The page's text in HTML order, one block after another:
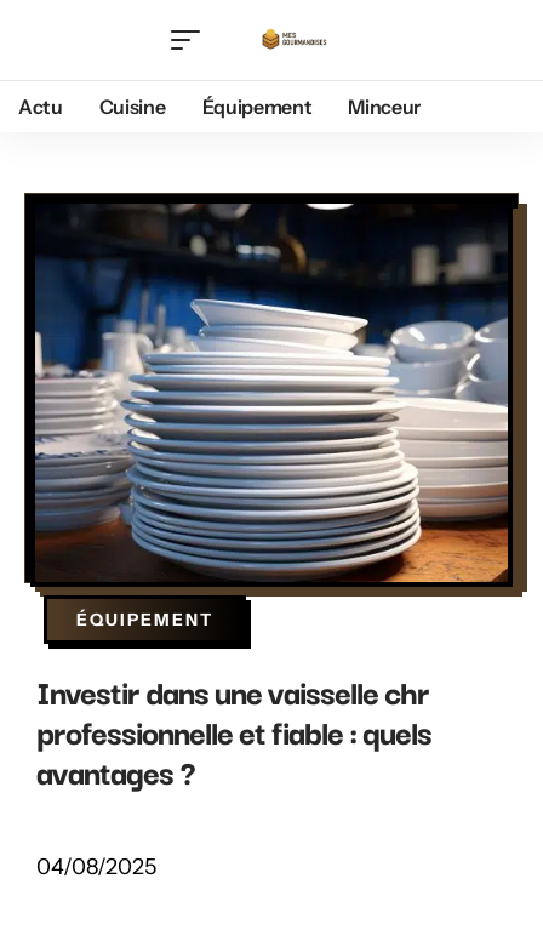
Actu Cuisine Équipement Minceur
ÉQUIPEMENT
Investir dans une vaisselle chr
professionnelle et fiable : quels
avantages ?
04/08/2025